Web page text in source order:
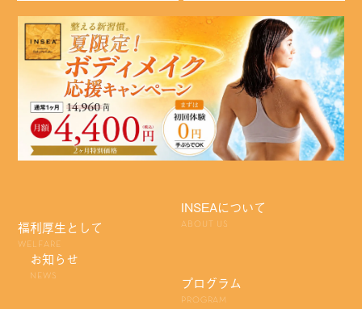
INSEAについて
ABOUT US
プログラム
PROGRAM
お知らせ
NEWS
福利厚生として
WELFARE